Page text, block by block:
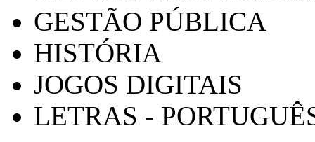
GESTÃO PÚBLICA
HISTÓRIA
JOGOS DIGITAIS
LETRAS -